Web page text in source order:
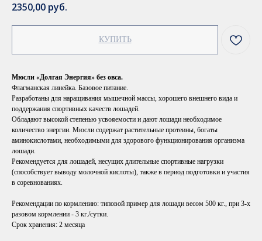
2350,00 руб.
КУПИТЬ
Мюсли «Долгая Энергия» без овса.
Флагманская линейка. Базовое питание.
Разработаны для наращивания мышечной массы, хорошего внешнего вида и
поддержания спортивных качеств лошадей.
Обладают высокой степенью усвояемости и дают лошади необходимое
количество энергии. Мюсли содержат растительные протеины, богаты
аминокислотами, необходимыми для здорового функционирования организма
лошади.
Рекомендуется для лошадей, несущих длительные спортивные нагрузки
(способствует выводу молочной кислоты), также в период подготовки и участия
в соревнованиях.
Рекомендации по кормлению: типовой пример для лошади весом 500 кг., при 3-х
разовом кормлении - 3 кг./сутки.
Срок хранения: 2 месяца